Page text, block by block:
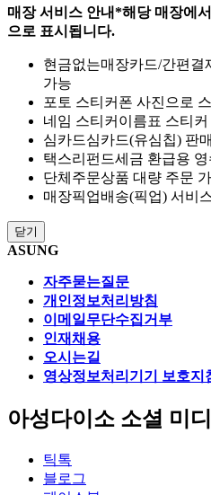
매장 서비스 안내*해당 매장에
으로 표시됩니다.
현금없는매장카드/간편결
가능
포토 스티커 폰 사진으로
네임 스티커 이름표 스티
심카드심카드(유심칩) 판
택스리펀드세금 환급용
단체주문상품 대량 주문
매장픽업배송(픽업) 서비
닫기
ASUNG
자주묻는질문
개인정보처리방침
이메일무단수집거부
인재채용
오시는길
영상정보처리기기 보호지
아성다이소 소셜 미
틱톡
블로그